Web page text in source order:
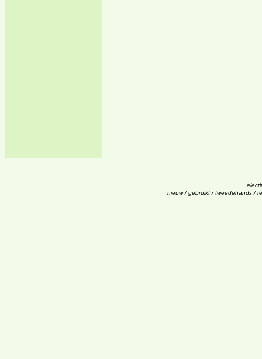
nieuw / gebruikt / tweedehands /